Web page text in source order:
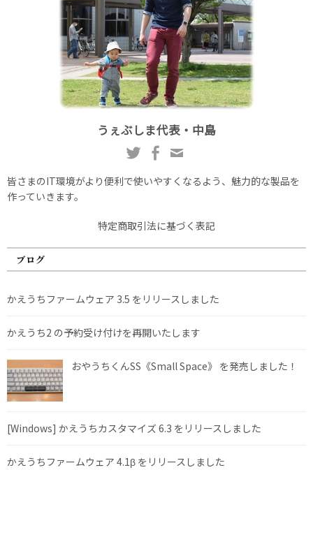
うぇぶしま代表・中島
皆さまのIT環境がより便利で使いやすくなるよう、魅力的な製品を
作っていきます。
特定商取引法に基づく表記
ブログ
かえうちファームウェア 3.5 をリリースしました
かえうち2 の予約受け付けを再開いたします
おやうちくんSS《Small Space》 を発売しました！
[Windows] かえうちカスタマイズ 6.3 をリリースしました
かえうちファームウェア 4.1β をリリースしました